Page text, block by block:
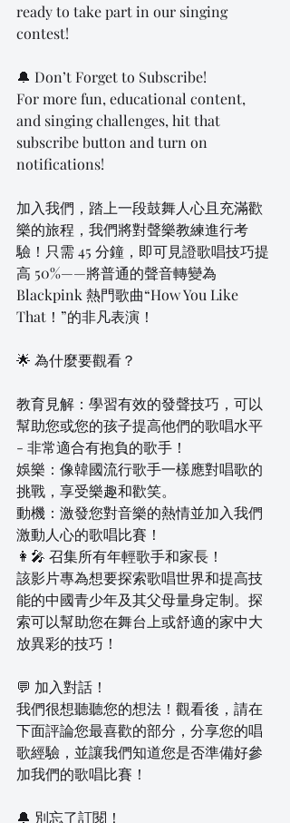
ready to take part in our singing
contest!
🔔 Don’t Forget to Subscribe!
For more fun, educational content,
and singing challenges, hit that
subscribe button and turn on
notifications!
加入我們，踏上一段鼓舞人心且充滿歡
樂的旅程，我們將對聲樂教練進行考
驗！只需 45 分鐘，即可見證歌唱技巧提
高 50%——將普通的聲音轉變為
Blackpink 熱門歌曲“How You Like
That！”的非凡表演！
🌟 為什麼要觀看？
教育見解：學習有效的發聲技巧，可以
幫助您或您的孩子提高他們的歌唱水平
- 非常適合有抱負的歌手！
娛樂：像韓國流行歌手一樣應對唱歌的
挑戰，享受樂趣和歡笑。
動機：激發您對音樂的熱情並加入我們
激動人心的歌唱比賽！
👩‍🎤 召集所有年輕歌手和家長！
該影片專為想要探索歌唱世界和提高技
能的中國青少年及其父母量身定制。探
索可以幫助您在舞台上或舒適的家中大
放異彩的技巧！
💬 加入對話！
我們很想聽聽您的想法！觀看後，請在
下面評論您最喜歡的部分，分享您的唱
歌經驗，並讓我們知道您是否準備好參
加我們的歌唱比賽！
🔔 別忘了訂閱！